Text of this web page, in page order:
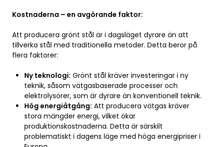
Kostnaderna – en avgörande faktor:
Att producera grönt stål är i dagsläget dyrare än att
tillverka stål med traditionella metoder. Detta beror på
flera faktorer:
Ny teknologi: Grönt stål kräver investeringar i ny
teknik, såsom vätgasbaserade processer och
elektrolysörer, som är dyrare än konventionell teknik.
Hög energiåtgång: Att producera vätgas kräver
stora mängder energi, vilket ökar
produktionskostnaderna. Detta är särskilt
problematiskt i dagens läge med höga energipriser i